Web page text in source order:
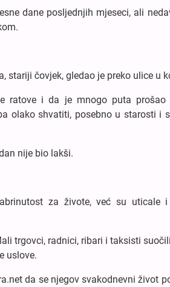
dane posljednjih mjeseci, ali
stariji čovjek, gledao je preko ulice u
ratove i da je mnogo puta
olako shvatiti, posebno u starosti i
nije bio lakši.
za živote, već su uticale
trgovci, radnici, ribari i taksisti
uslove.
da se njegov svakodnevni život